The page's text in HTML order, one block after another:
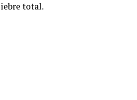
total.